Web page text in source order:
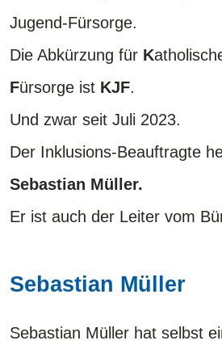
Jugend-Fürsorge.
Die Abkürzung für K
Fürsorge ist KJF.
Und zwar seit Juli 2023.
Der Inklusions-Beauftragte
Sebastian Müller.
Er ist auch der Leiter vom
Sebastian Müller
Sebastian Müller hat selbst